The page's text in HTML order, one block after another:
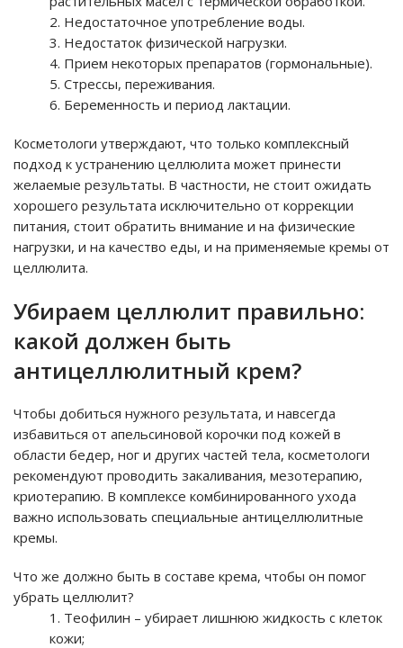
Недостаточное употребление воды.
Недостаток физической нагрузки.
Прием некоторых препаратов (гормональные).
Стрессы, переживания.
Беременность и период лактации.
Косметологи утверждают, что только комплексный
подход к устранению целлюлита может принести
желаемые результаты. В частности, не стоит ожидать
хорошего результата исключительно от коррекции
питания, стоит обратить внимание и на физические
нагрузки, и на качество еды, и на применяемые кремы от
целлюлита.
Убираем целлюлит правильно:
какой должен быть
антицеллюлитный крем?
Чтобы добиться нужного результата, и навсегда
избавиться от апельсиновой корочки под кожей в
области бедер, ног и других частей тела, косметологи
рекомендуют проводить закаливания, мезотерапию,
криотерапию. В комплексе комбинированного ухода
важно использовать специальные антицеллюлитные
кремы.
Что же должно быть в составе крема, чтобы он помог
убрать целлюлит?
Теофилин – убирает лишнюю жидкость с клеток
кожи;